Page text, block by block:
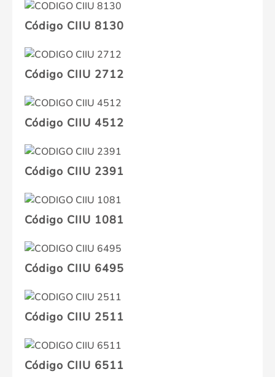
Código CIIU 8130
Código CIIU 2712
Código CIIU 4512
Código CIIU 2391
Código CIIU 1081
Código CIIU 6495
Código CIIU 2511
Código CIIU 6511